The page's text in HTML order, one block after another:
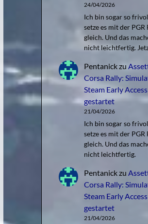
24/04/2026
Ich bin sogar so
setze es mit der PGR
gleich. Und das
nicht leichtfertig.
Pentanickzu
Corsa Rally:
Steam Early Access
gestartet
21/04/2026
Ich bin sogar so
setze es mit der PGR
gleich. Und das
nicht leichtfertig.
Pentanickzu
Corsa Rally:
Steam Early Access
gestartet
21/04/2026